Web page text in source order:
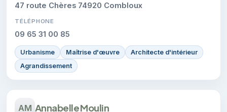
47 route Chères 74920 Combloux
TÉLÉPHONE
09 65 31 00 85
Urbanisme Maîtrise d'œuvre
Architecte d'intérieur
Agrandissement
AM Annabelle Moulin